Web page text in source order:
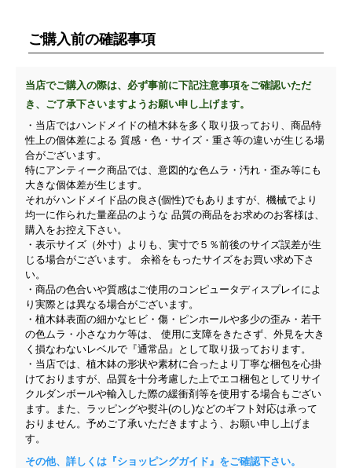
ご購入前の確認事項
当店でご購入の際は、必ず事前に下記注意事項をご確認いただ
き、ご了承下さいますようお願い申し上げます。
・当店ではハンドメイドの植木鉢を多く取り扱っており、商品特
性上の個体差による 質感・色・サイズ・重さ等の違いが生じる場
合がございます。
特にアンティーク商品では、意図的な色ムラ・汚れ・歪み等にも
大きな個体差が生じます。
それがハンドメイド品の良さ(個性)でもありますが、機械でより
均一に作られた量産品のような 品質の商品をお求めのお客様は、
購入をお控え下さい。
・表示サイズ（外寸）よりも、実寸で５％前後のサイズ誤差が生
じる場合がございます。 余裕をもったサイズをお買い求め下さ
い。
・商品の色合いや質感はご使用のコンピュータディスプレイによ
り実際とは異なる場合がございます。
・植木鉢表面の細かなヒビ・傷・ピンホールや多少の歪み・若干
の色ムラ・小さなカケ等は、 使用に支障をきたさず、外見を大き
く損なわないレベルで『通常品』として取り扱っております。
・当店では、植木鉢の形状や素材に合ったより丁寧な梱包を心掛
けておりますが、品質を十分考慮した上でエコ梱包としてリサイ
クルダンボールや輸入した際の緩衝剤等を使用する場合もござい
ます。また、ラッピングや熨斗(のし)などのギフト対応は承って
おりません。予めご了承いただきますよう、お願い申し上げま
す。
その他、詳しくは『ショッピングガイド』をご確認下さい。